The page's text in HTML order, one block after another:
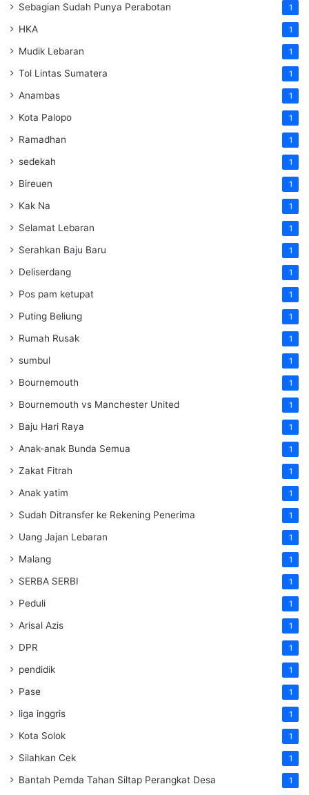
Sebagian Sudah Punya Perabotan 1
HKA 1
Mudik Lebaran 1
Tol Lintas Sumatera 1
Anambas 1
Kota Palopo 1
Ramadhan 1
sedekah 1
Bireuen 1
Kak Na 1
Selamat Lebaran 1
Serahkan Baju Baru 1
Deliserdang 1
Pos pam ketupat 1
Puting Beliung 1
Rumah Rusak 1
sumbul 1
Bournemouth 1
Bournemouth vs Manchester United 1
Baju Hari Raya 1
Anak-anak Bunda Semua 1
Zakat Fitrah 1
Anak yatim 1
Sudah Ditransfer ke Rekening Penerima 1
Uang Jajan Lebaran 1
Malang 1
SERBA SERBI 1
Peduli 1
Arisal Azis 1
DPR 1
pendidik 1
Pase 1
liga inggris 1
Kota Solok 1
Silahkan Cek 1
Bantah Pemda Tahan Siltap Perangkat Desa 1